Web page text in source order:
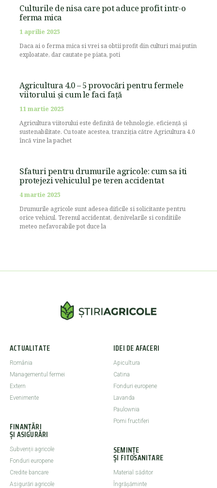
Culturile de nisa care pot aduce profit intr-o
ferma mica
1 aprilie 2025
Daca ai o ferma mica si vrei sa obtii profit din culturi mai putin
exploatate, dar cautate pe piata, poti
Agricultura 4.0 – 5 provocări pentru fermele
viitorului și cum le faci față
11 martie 2025
Agricultura viitorului este definită de tehnologie, eficiență și
sustenabilitate. Cu toate acestea, tranziția către Agricultura 4.0
încă vine la pachet
Sfaturi pentru drumurile agricole: cum sa iti
protejezi vehiculul pe teren accidentat
4 martie 2025
Drumurile agricole sunt adesea dificile si solicitante pentru
orice vehicul. Terenul accidentat, denivelarile si conditiile
meteo nefavorabile pot duce la
ACTUALITATE
România
Managementul fermei
Extern
Evenimente
FINANȚĂRI
ȘI ASIGURĂRI
Subvenții agricole
Fonduri europene
Credite bancare
Asigurări agricole
IDEI DE AFACERI
Apicultura
Catina
Fonduri europene
Lavanda
Paulownia
Pomi fructiferi
SEMINȚE
ȘI FITOSANITARE
Material săditor
Îngrășăminte